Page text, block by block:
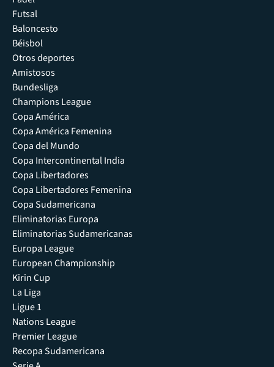
Futsal
Baloncesto
Béisbol
Otros deportes
Amistosos
Bundesliga
Champions League
Copa América
Copa América Femenina
Copa del Mundo
Copa Intercontinental India
Copa Libertadores
Copa Libertadores Femenina
Copa Sudamericana
Eliminatorias Europa
Eliminatorias Sudamericanas
Europa League
European Championship
Kirin Cup
La Liga
Ligue 1
Nations League
Premier League
Recopa Sudamericana